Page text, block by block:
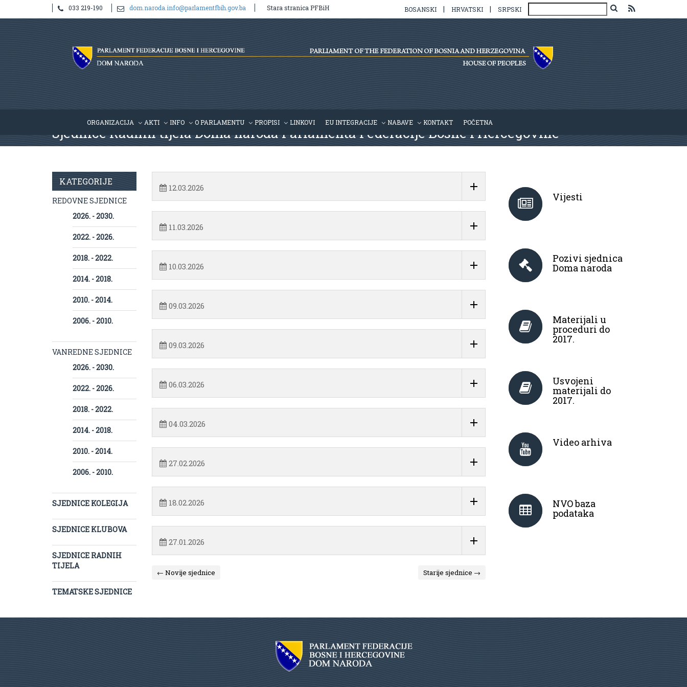
033 219-190 dom.naroda.info@parlamentfbih.gov.ba Stara stranica PFBiH BOSANSKI | HRVATSKI | SRPSKI
ORGANIZACIJA AKTI INFO O PARLAMENTU PROPISI LINKOVI EU INTEGRACIJE NABAVE KONTAKT POČETNA
Sjednice Radnih tijela Doma naroda Parlamenta Federacije Bosne i Hercegovine
KATEGORIJE
REDOVNE SJEDNICE
2026. - 2030.
2022. - 2026.
2018. - 2022.
2014. - 2018.
2010. - 2014.
2006. - 2010.
VANREDNE SJEDNICE
2026. - 2030.
2022. - 2026.
2018. - 2022.
2014. - 2018.
2010. - 2014.
2006. - 2010.
SJEDNICE KOLEGIJA
SJEDNICE KLUBOVA
SJEDNICE RADNIH
TIJELA
TEMATSKE SJEDNICE
12.03.2026
11.03.2026
10.03.2026
09.03.2026
09.03.2026
06.03.2026
04.03.2026
27.02.2026
18.02.2026
27.01.2026
← Novije sjednice Starije sjednice →
Vijesti
Pozivi sjednica
Doma naroda
Materijali u
proceduri do
2017.
Usvojeni
materijali do
2017.
Video arhiva
NVO baza
podataka